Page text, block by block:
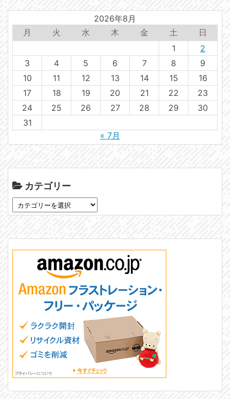
2026年8月
月
火 水 木 金 土
日
1
2
3
4 5 6 7 8
9
10
11 12 13 14 15
16
17
18 19 20 21 22
23
24
25 26 27 28 29
30
31
« 7月
カテゴリー